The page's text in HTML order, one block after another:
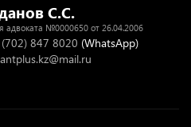
С.С.
адвоката №0000650 от 26.04.2006
847 8020 (WhatsApp)